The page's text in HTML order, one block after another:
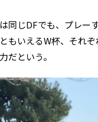
同じDFでも、プレー
もいえるW杯、それ
だという。